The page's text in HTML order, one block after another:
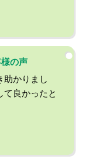
の声
助かりまし
て良かったと